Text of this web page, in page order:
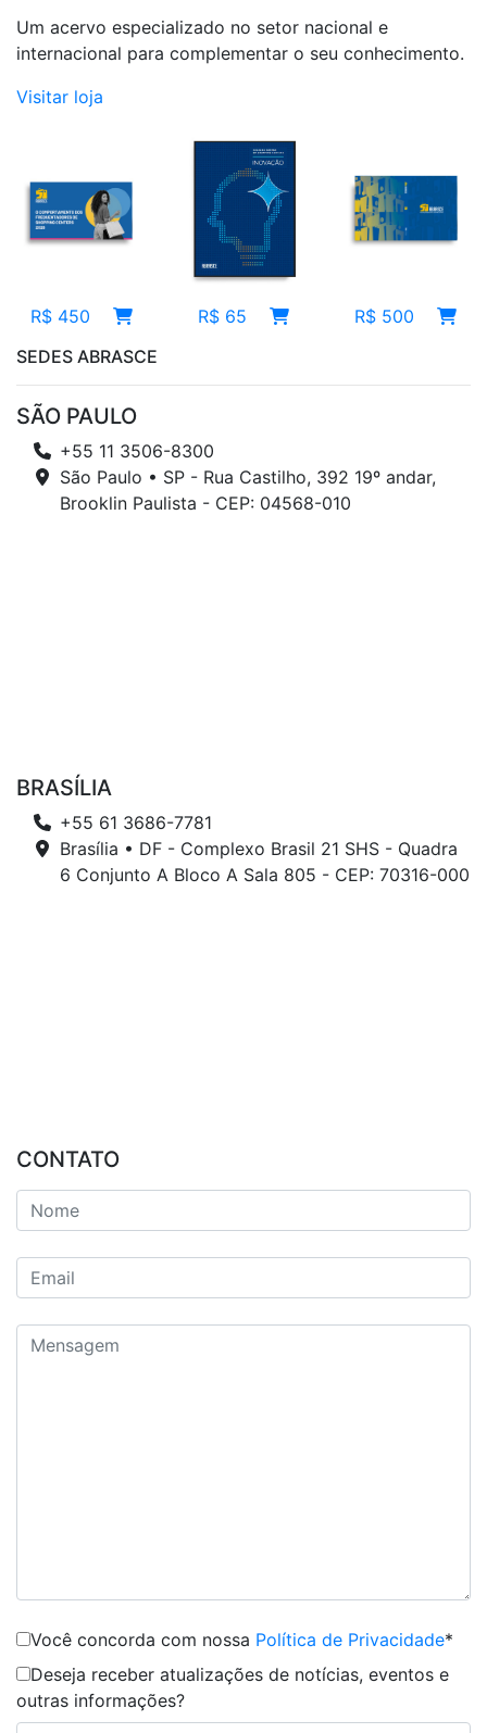
Um acervo especializado no setor nacional e
internacional para complementar o seu conhecimento.
Visitar loja
R$ 450 R$ 65
R$ 500
SEDES ABRASCE
SÃO PAULO
+55 11 3506-8300
São Paulo • SP - Rua Castilho, 392 19º andar,
Brooklin Paulista - CEP: 04568-010
BRASÍLIA
+55 61 3686-7781
Brasília • DF - Complexo Brasil 21 SHS - Quadra
6 Conjunto A Bloco A Sala 805 - CEP: 70316-000
CONTATO
Você concorda com nossa Política de Privacidade*
Deseja receber atualizações de notícias, eventos e
outras informações?